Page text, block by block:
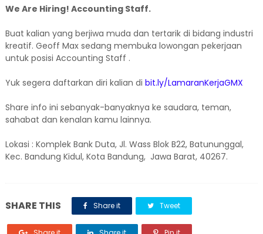
We Are Hiring! Accounting Staff.
Buat kalian yang berjiwa muda dan tertarik di bidang industri
kreatif. Geoff Max sedang membuka lowongan pekerjaan
untuk posisi Accounting Staff .
Yuk segera daftarkan diri kalian di bit.ly/LamaranKerjaGMX
Share info ini sebanyak-banyaknya ke saudara, teman,
sahabat dan kenalan kamu lainnya.
Lokasi : Komplek Bank Duta, Jl. Wass Blok B22, Batununggal,
Kec. Bandung Kidul, Kota Bandung, Jawa Barat, 40267.
SHARE THIS Share it Tweet